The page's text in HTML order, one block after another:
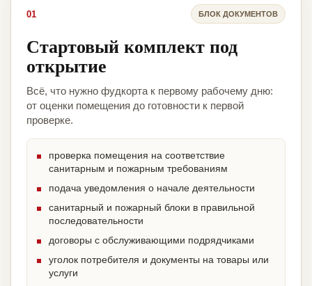
01 БЛОК ДОКУМЕНТОВ
Стартовый комплект под
открытие
Всё, что нужно фудкорта к первому рабочему дню:
от оценки помещения до готовности к первой
проверке.
проверка помещения на соответствие
санитарным и пожарным требованиям
подача уведомления о начале деятельности
санитарный и пожарный блоки в правильной
последовательности
договоры с обслуживающими подрядчиками
уголок потребителя и документы на товары или
услуги